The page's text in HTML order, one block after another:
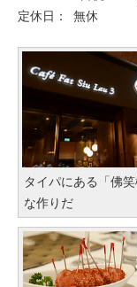
定休日：
無休
タイパにある「佛
な作りだ